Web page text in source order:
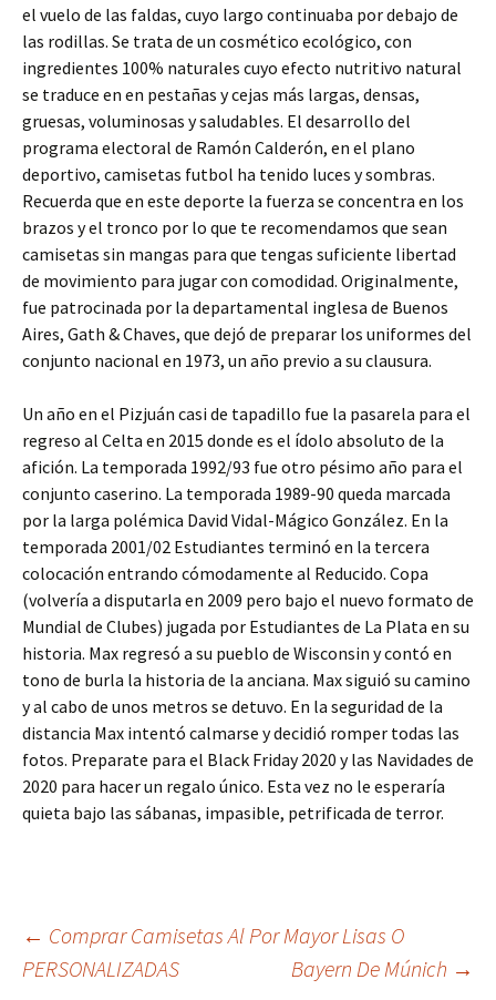
el vuelo de las faldas, cuyo largo continuaba por debajo de
las rodillas. Se trata de un cosmético ecológico, con
ingredientes 100% naturales cuyo efecto nutritivo natural
se traduce en en pestañas y cejas más largas, densas,
gruesas, voluminosas y saludables. El desarrollo del
programa electoral de Ramón Calderón, en el plano
deportivo, camisetas futbol ha tenido luces y sombras.
Recuerda que en este deporte la fuerza se concentra en los
brazos y el tronco por lo que te recomendamos que sean
camisetas sin mangas para que tengas suficiente libertad
de movimiento para jugar con comodidad. Originalmente,
fue patrocinada por la departamental inglesa de Buenos
Aires, Gath & Chaves, que dejó de preparar los uniformes del
conjunto nacional en 1973, un año previo a su clausura.
Un año en el Pizjuán casi de tapadillo fue la pasarela para el
regreso al Celta en 2015 donde es el ídolo absoluto de la
afición. La temporada 1992/93 fue otro pésimo año para el
conjunto caserino. La temporada 1989-90 queda marcada
por la larga polémica David Vidal-Mágico González. En la
temporada 2001/02 Estudiantes terminó en la tercera
colocación entrando cómodamente al Reducido. Copa
(volvería a disputarla en 2009 pero bajo el nuevo formato de
Mundial de Clubes) jugada por Estudiantes de La Plata en su
historia. Max regresó a su pueblo de Wisconsin y contó en
tono de burla la historia de la anciana. Max siguió su camino
y al cabo de unos metros se detuvo. En la seguridad de la
distancia Max intentó calmarse y decidió romper todas las
fotos. Preparate para el Black Friday 2020 y las Navidades de
2020 para hacer un regalo único. Esta vez no le esperaría
quieta bajo las sábanas, impasible, petrificada de terror.
Navegación
← Comprar Camisetas Al Por Mayor Lisas O
PERSONALIZADAS
Bayern De Múnich →